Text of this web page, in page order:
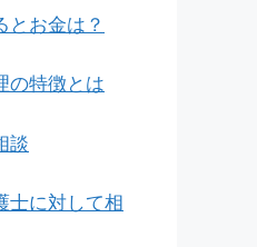
とお金は？
の特徴とは
談
士に対して相